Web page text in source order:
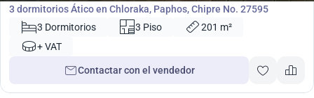
3 dormitorios Ático en Chloraka, Paphos, Chipre No. 27595
3 Dormitorios
3 Piso
201 m²
+ VAT
Contactar con el vendedor